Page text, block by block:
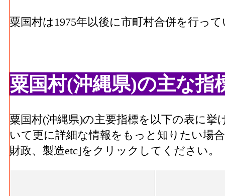
粟国村は1975年以後に市町村合併を行っ
粟国村(沖縄県)の主な指
粟国村(沖縄県)の主要指標を以下の表に
いて更に詳細な情報をもっと知りたい場
財政、製造etc]をクリックしてください。